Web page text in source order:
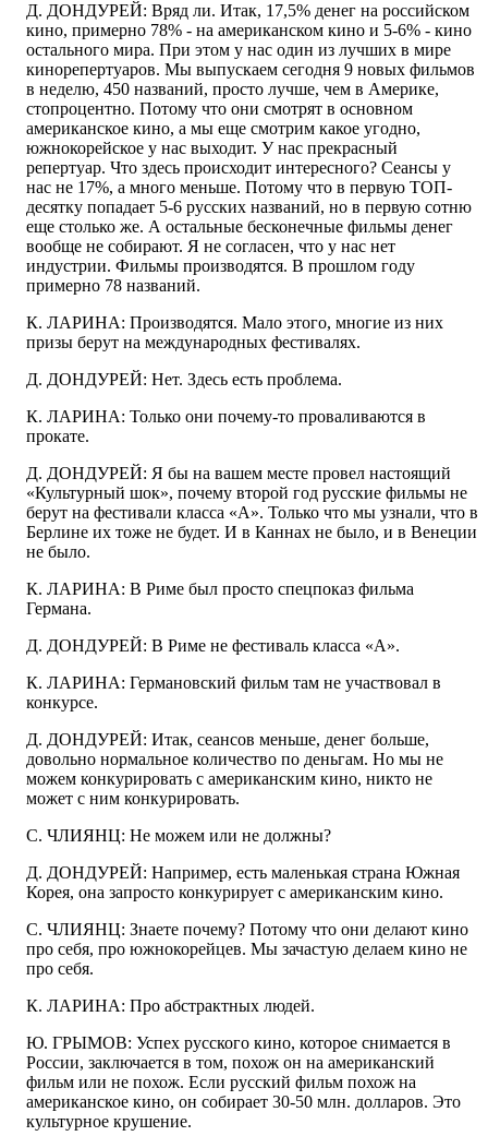
Д. ДОНДУРЕЙ: Вряд ли. Итак, 17,5% денег на российском
кино, примерно 78% - на американском кино и 5-6% - кино
остального мира. При этом у нас один из лучших в мире
кинорепертуаров. Мы выпускаем сегодня 9 новых фильмов
в неделю, 450 названий, просто лучше, чем в Америке,
стопроцентно. Потому что они смотрят в основном
американское кино, а мы еще смотрим какое угодно,
южнокорейское у нас выходит. У нас прекрасный
репертуар. Что здесь происходит интересного? Сеансы у
нас не 17%, а много меньше. Потому что в первую ТОП-
десятку попадает 5-6 русских названий, но в первую сотню
еще столько же. А остальные бесконечные фильмы денег
вообще не собирают. Я не согласен, что у нас нет
индустрии. Фильмы производятся. В прошлом году
примерно 78 названий.
К. ЛАРИНА: Производятся. Мало этого, многие из них
призы берут на международных фестивалях.
Д. ДОНДУРЕЙ: Нет. Здесь есть проблема.
К. ЛАРИНА: Только они почему-то проваливаются в
прокате.
Д. ДОНДУРЕЙ: Я бы на вашем месте провел настоящий
«Культурный шок», почему второй год русские фильмы не
берут на фестивали класса «А». Только что мы узнали, что в
Берлине их тоже не будет. И в Каннах не было, и в Венеции
не было.
К. ЛАРИНА: В Риме был просто спецпоказ фильма
Германа.
Д. ДОНДУРЕЙ: В Риме не фестиваль класса «А».
К. ЛАРИНА: Германовский фильм там не участвовал в
конкурсе.
Д. ДОНДУРЕЙ: Итак, сеансов меньше, денег больше,
довольно нормальное количество по деньгам. Но мы не
можем конкурировать с американским кино, никто не
может с ним конкурировать.
С. ЧЛИЯНЦ: Не можем или не должны?
Д. ДОНДУРЕЙ: Например, есть маленькая страна Южная
Корея, она запросто конкурирует с американским кино.
С. ЧЛИЯНЦ: Знаете почему? Потому что они делают кино
про себя, про южнокорейцев. Мы зачастую делаем кино не
про себя.
К. ЛАРИНА: Про абстрактных людей.
Ю. ГРЫМОВ: Успех русского кино, которое снимается в
России, заключается в том, похож он на американский
фильм или не похож. Если русский фильм похож на
американское кино, он собирает 30-50 млн. долларов. Это
культурное крушение.